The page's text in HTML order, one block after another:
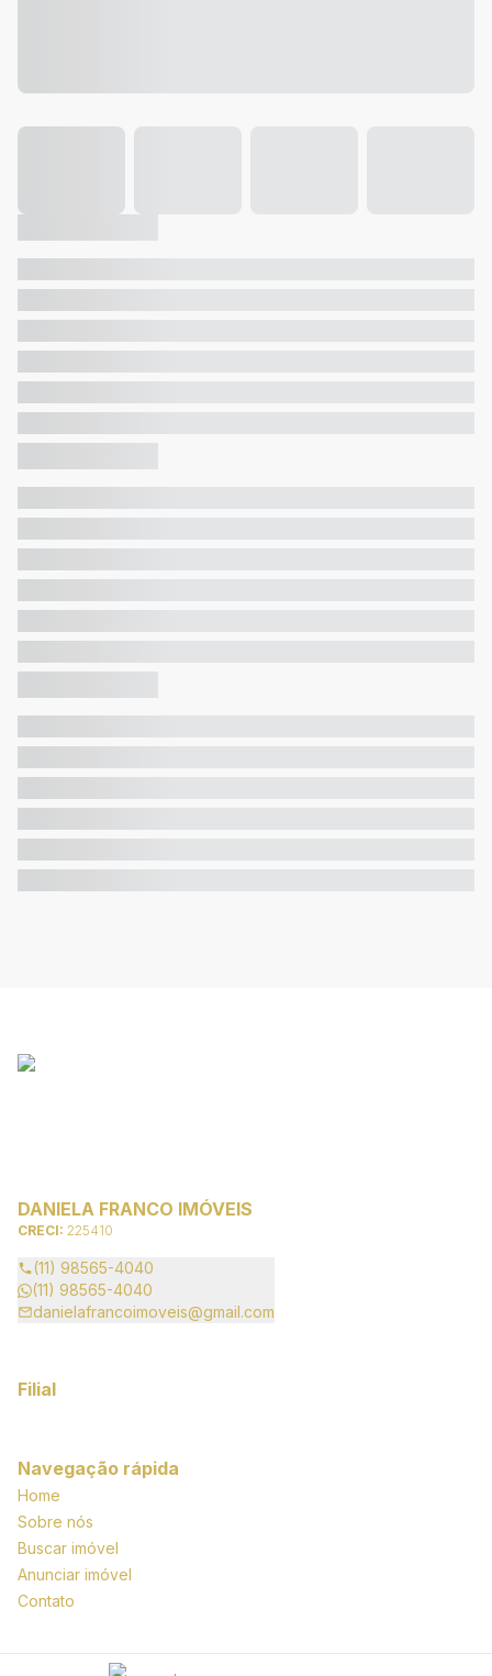
DANIELA FRANCO IMÓVEIS
CRECI: 225410
(11) 98565-4040
(11) 98565-4040
danielafrancoimoveis@gmail.com
Filial
Navegação rápida
Home
Sobre nós
Buscar imóvel
Anunciar imóvel
Contato